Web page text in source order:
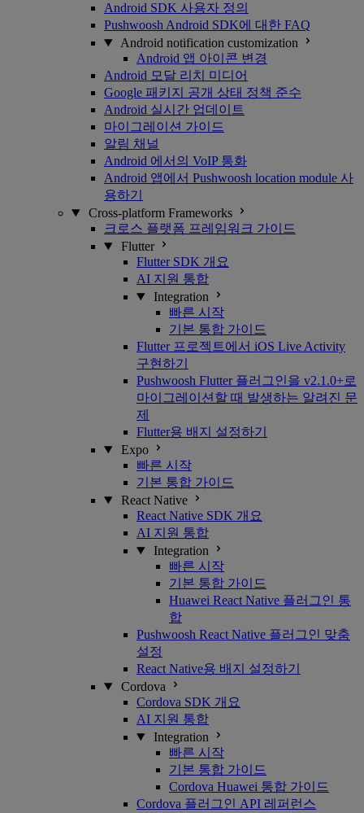
Android SDK 사용자 정의
Pushwoosh Android SDK에 대한 FAQ
Android notification customization
Android 앱 아이콘 변경
Android 모달 리치 미디어
Google 패키지 공개 상태 정책 준수
Android 실시간 업데이트
마이그레이션 가이드
알림 채널
Android 에서의 VoIP 통화
Android 앱에서 Pushwoosh location module 사
용하기
Cross-platform Frameworks
크로스 플랫폼 프레임워크 가이드
Flutter
Flutter SDK 개요
AI 지원 통합
Integration
빠른 시작
기본 통합 가이드
Flutter 프로젝트에서 iOS Live Activity
구현하기
Pushwoosh Flutter 플러그인을 v2.1.0+로
마이그레이션할 때 발생하는 알려진 문
제
Flutter용 배지 설정하기
Expo
빠른 시작
기본 통합 가이드
React Native
React Native SDK 개요
AI 지원 통합
Integration
빠른 시작
기본 통합 가이드
Huawei React Native 플러그인 통
합
Pushwoosh React Native 플러그인 맞춤
설정
React Native용 배지 설정하기
Cordova
Cordova SDK 개요
AI 지원 통합
Integration
빠른 시작
기본 통합 가이드
Cordova Huawei 통합 가이드
Cordova 플러그인 API 레퍼런스